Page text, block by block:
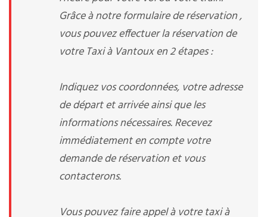
Grâce à notre formulaire de réservation ,
vous pouvez effectuer la réservation de
votre Taxi à Vantoux en 2 étapes :
Indiquez vos coordonnées, votre adresse
de départ et arrivée ainsi que les
informations nécessaires. Recevez
immédiatement en compte votre
demande de réservation et vous
contacterons.
Vous pouvez faire appel à votre taxi à